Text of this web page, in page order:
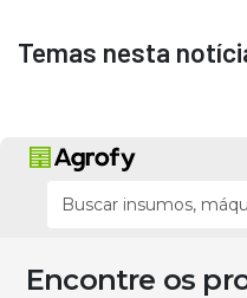
Temas nesta
Encontre os